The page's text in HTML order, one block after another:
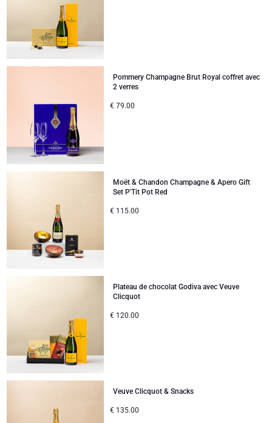
Pommery Champagne Brut Royal coffret avec
2 verres
€ 79.00
Moët & Chandon Champagne & Apero Gift
Set P'Tit Pot Red
€ 115.00
Plateau de chocolat Godiva avec Veuve
Clicquot
€ 120.00
Veuve Clicquot & Snacks
€ 135.00